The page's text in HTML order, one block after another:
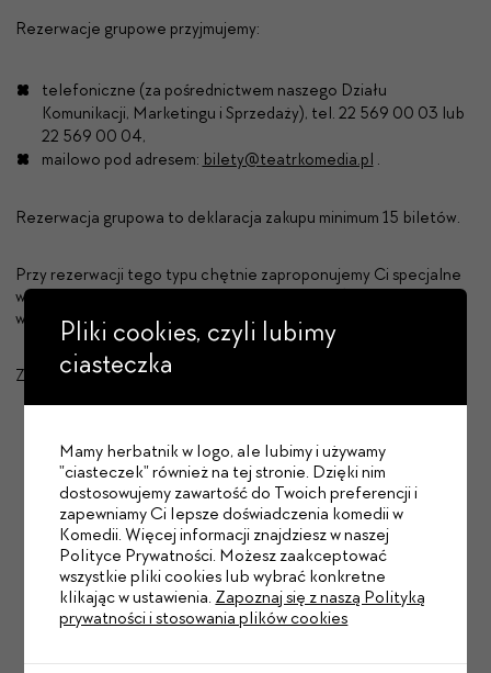
Rezerwacje grupowe przyjmujemy:
telefoniczne (za pośrednictwem naszego Działu
Komunikacji, Marketingu i Sprzedaży), tel. 22 569 00 03 lub
22 569 00 04,
mailowo pod adresem: bilety@teatrkomedia.pl .
Rezerwacja grupowa to deklaracja zakupu minimum 15 biletów.
Przy rezerwacji tego typu chętnie zaproponujemy Ci specjalne
warunki cenowe, które ustalimy indywidualnie (zniżka w
wysokości od 5% do 20%). Pamiętajcie, że rabaty nie sumują się.
Zapoznaj się z naszym
Dowiedz się przed innymi!
W newsletterze piszemy z humorem tylko o
tym, co ważne: rabaty, oferty specjalne,
premiery.
Pliki cookies, czyli lubimy
ciasteczka
Mamy herbatnik w logo, ale lubimy i używamy
"ciasteczek" również na tej stronie. Dzięki nim
dostosowujemy zawartość do Twoich preferencji i
zapewniamy Ci lepsze doświadczenia komedii w
Komedii. Więcej informacji znajdziesz w naszej
Polityce Prywatności. Możesz zaakceptować
wszystkie pliki cookies lub wybrać konkretne
klikając w ustawienia. Zapoznaj się z naszą Polityką
prywatności i stosowania plików cookies